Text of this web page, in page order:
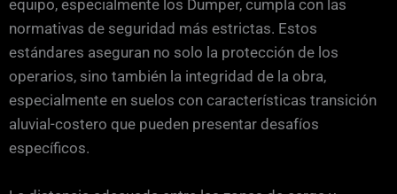
equipo, especialmente los Dumper, cumpla con las
normativas de seguridad más estrictas. Estos
estándares aseguran no solo la protección de los
operarios, sino también la integridad de la obra,
especialmente en suelos con características transición
aluvial-costero que pueden presentar desafíos
específicos.